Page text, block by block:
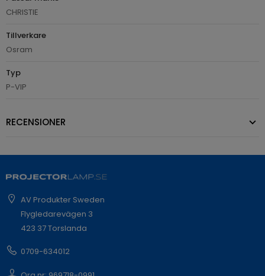
CHRISTIE
Tillverkare
Osram
Typ
P-VIP
RECENSIONER
AV Produkter Sweden
Flygledarevägen 3
423 37 Torslanda
0709-634012